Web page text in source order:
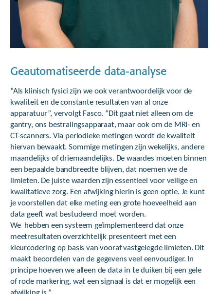
Geautomatiseerde data-analyse
“Als klinisch fysici zijn we ook verantwoordelijk voor de
kwaliteit en de constante resultaten van al onze
apparatuur”, vervolgt Fasco. “Dit gaat niet alleen om de
gantry, ons bestralingsapparaat, maar ook om de MRI- en
CT-scanners. Via periodieke metingen wordt de kwaliteit
hiervan bewaakt. Sommige metingen zijn wekelijks, andere
maandelijks of driemaandelijks. De waardes moeten binnen
een bepaalde bandbreedte blijven, dat noemen we de
limieten. De juiste waarden zijn essentieel voor veilige en
kwalitatieve zorg. Een afwijking hierin is geen optie. Je kunt
je voorstellen dat elke meting een grote hoeveelheid aan
data geeft wat bestudeerd moet worden.
We hebben een systeem geïmplementeerd dat onze
meetresultaten overzichtelijk presenteert met een
kleurcodering op basis van vooraf vastgelegde limieten. Dit
maakt beoordelen van de gegevens veel eenvoudiger. In
principe hoeven we alleen de data in te duiken bij een gele
of rode markering, wat een signaal is dat er mogelijk een